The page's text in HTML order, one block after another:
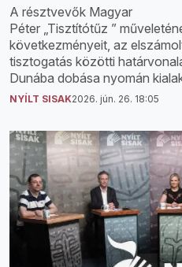
A résztvevők Magyar
Péter „Tisztítótűz ”
következményeit, az
tisztogatás közötti
Dunába dobása nyomán
NYÍLT SISAK2026. jún. 26. 18:05